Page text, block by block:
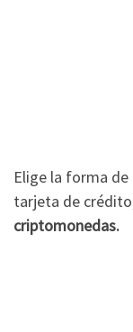
Elige la forma de
tarjeta de
criptomonedas.